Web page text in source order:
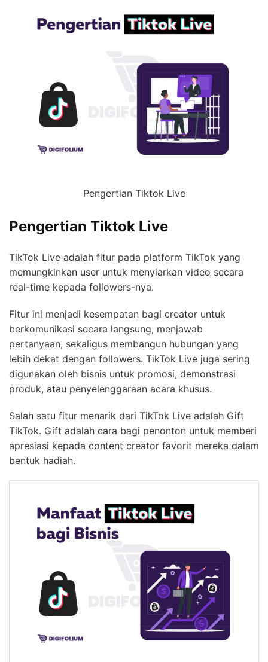
Pengertian Tiktok Live
Pengertian Tiktok Live
TikTok Live adalah fitur pada platform TikTok yang
memungkinkan user untuk menyiarkan video secara
real-time kepada followers-nya.
Fitur ini menjadi kesempatan bagi creator untuk
berkomunikasi secara langsung, menjawab
pertanyaan, sekaligus membangun hubungan yang
lebih dekat dengan followers. TikTok Live juga sering
digunakan oleh bisnis untuk promosi, demonstrasi
produk, atau penyelenggaraan acara khusus.
Salah satu fitur menarik dari TikTok Live adalah Gift
TikTok. Gift adalah cara bagi penonton untuk memberi
apresiasi kepada content creator favorit mereka dalam
bentuk hadiah.